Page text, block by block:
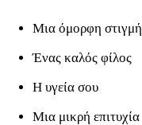
Μια όμορφη στιγμή
Ένας καλός φίλος
Η υγεία σου
Μια μικρή επιτυχία